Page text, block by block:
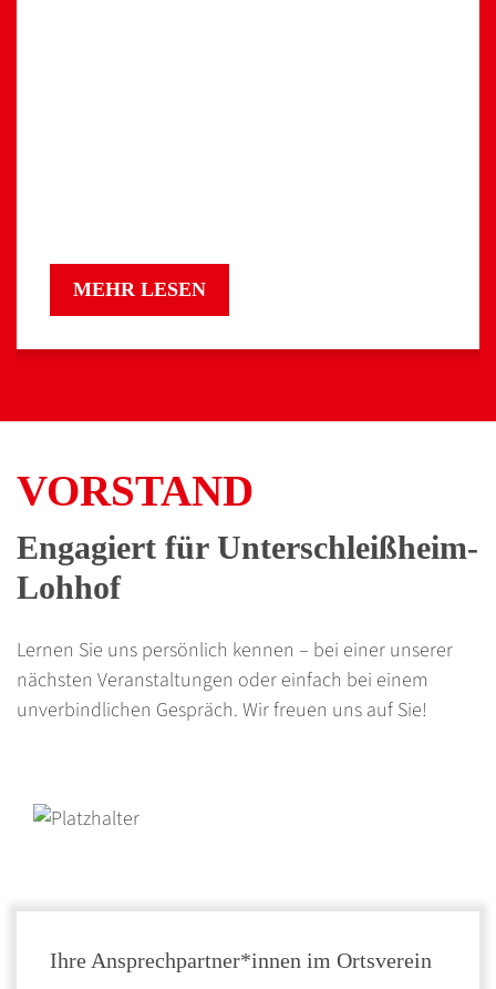
MEHR LESEN
VORSTAND
Engagiert für Unterschleißheim-
Lohhof
Lernen Sie uns persönlich kennen – bei einer unserer
nächsten Veranstaltungen oder einfach bei einem
unverbindlichen Gespräch. Wir freuen uns auf Sie!
Ihre Ansprechpartner*innen im Ortsverein